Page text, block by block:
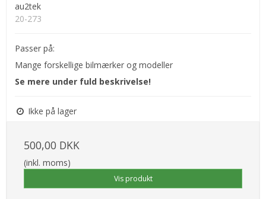
au2tek
20-273
Passer på:
Mange forskellige bilmærker og modeller
Se mere under fuld beskrivelse!
Ikke på lager
500,00 DKK
(inkl. moms)
Vis produkt